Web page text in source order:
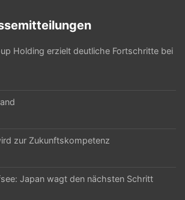
Holding erzielt deutliche Fortschritte bei
zur Zukunftskompetenz
Japan wagt den nächsten Schritt